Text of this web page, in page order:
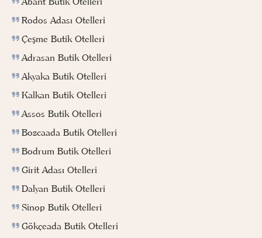
Rodos Adası Otelleri
Çeşme Butik Otelleri
Adrasan Butik Otelleri
Akyaka Butik Otelleri
Kalkan Butik Otelleri
Assos Butik Otelleri
Bozcaada Butik Otelleri
Bodrum Butik Otelleri
Girit Adası Otelleri
Dalyan Butik Otelleri
Sinop Butik Otelleri
Gökçeada Butik Otelleri